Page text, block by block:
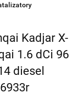
Kadjar X-
1.6 dCi 96
diesel